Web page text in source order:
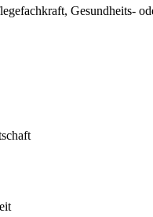
Gesundheits-